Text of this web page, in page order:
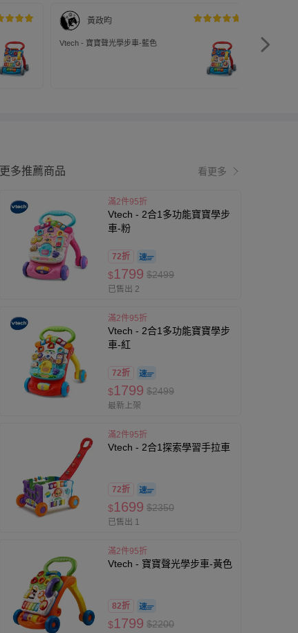
黃政昀
Vtech - 寶寶聲光學步車-藍色 Vtech -
更多推薦商品 看更多
滿2件95折
Vtech - 2合1多功能寶寶學步
車-粉
72折
$1799 $2499
已售出 2
滿2件95折
Vtech - 2合1多功能寶寶學步
車-紅
72折
$1799 $2499
最新上架
滿2件95折
Vtech - 2合1探索學習手拉車
72折
$1699 $2350
已售出 1
滿2件95折
Vtech - 寶寶聲光學步車-黃色
82折
$1799 $2200